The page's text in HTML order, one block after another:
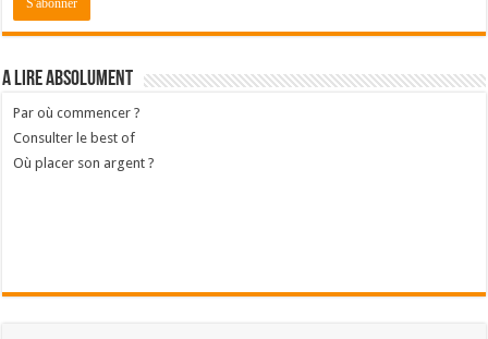
A lire absolument
Par où commencer ?
Consulter le best of
Où placer son argent ?